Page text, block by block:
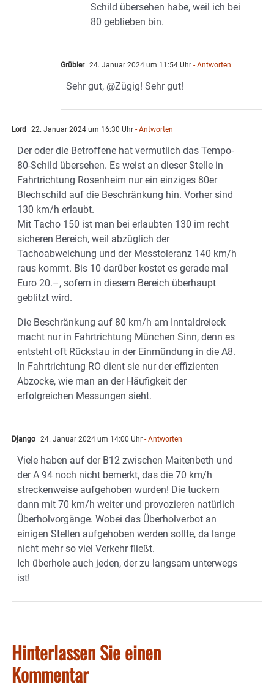
Schild übersehen habe, weil ich bei
80 geblieben bin.
Grübler 24. Januar 2024 um 11:54 Uhr - Antworten
Sehr gut, @Zügig! Sehr gut!
Lord 22. Januar 2024 um 16:30 Uhr - Antworten
Der oder die Betroffene hat vermutlich das Tempo-
80-Schild übersehen. Es weist an dieser Stelle in
Fahrtrichtung Rosenheim nur ein einziges 80er
Blechschild auf die Beschränkung hin. Vorher sind
130 km/h erlaubt.
Mit Tacho 150 ist man bei erlaubten 130 im recht
sicheren Bereich, weil abzüglich der
Tachoabweichung und der Messtoleranz 140 km/h
raus kommt. Bis 10 darüber kostet es gerade mal
Euro 20.–, sofern in diesem Bereich überhaupt
geblitzt wird.
Die Beschränkung auf 80 km/h am Inntaldreieck
macht nur in Fahrtrichtung München Sinn, denn es
entsteht oft Rückstau in der Einmündung in die A8.
In Fahrtrichtung RO dient sie nur der effizienten
Abzocke, wie man an der Häufigkeit der
erfolgreichen Messungen sieht.
Django 24. Januar 2024 um 14:00 Uhr - Antworten
Viele haben auf der B12 zwischen Maitenbeth und
der A 94 noch nicht bemerkt, das die 70 km/h
streckenweise aufgehoben wurden! Die tuckern
dann mit 70 km/h weiter und provozieren natürlich
Überholvorgänge. Wobei das Überholverbot an
einigen Stellen aufgehoben werden sollte, da lange
nicht mehr so viel Verkehr fließt.
Ich überhole auch jeden, der zu langsam unterwegs
ist!
Hinterlassen Sie einen
Kommentar